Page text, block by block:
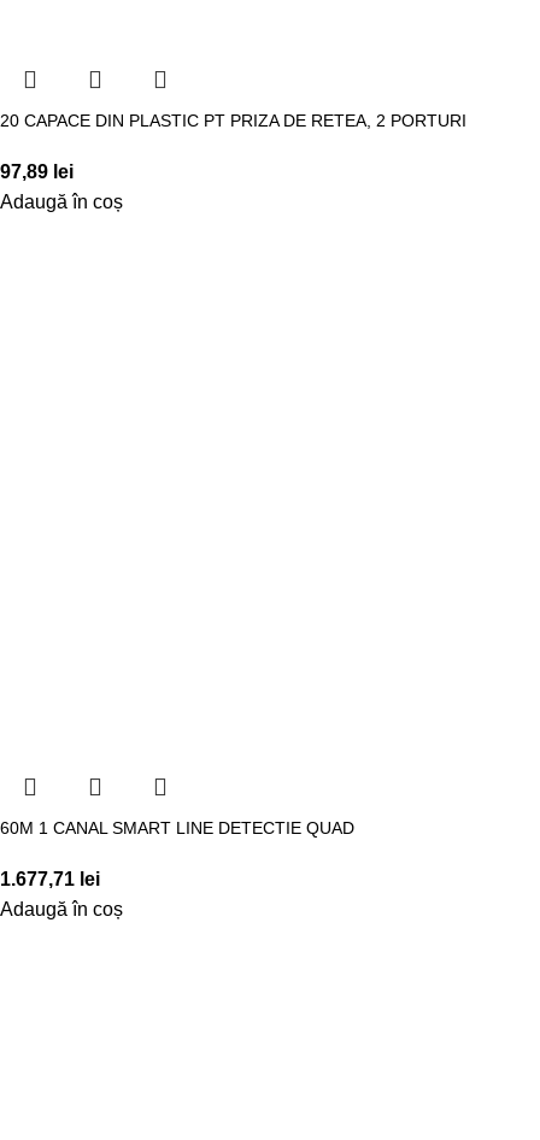
20 CAPACE DIN PLASTIC PT PRIZA DE RETEA, 2 PORTURI
97,89 lei
Adaugă în coș
60M 1 CANAL SMART LINE DETECTIE QUAD
1.677,71 lei
Adaugă în coș